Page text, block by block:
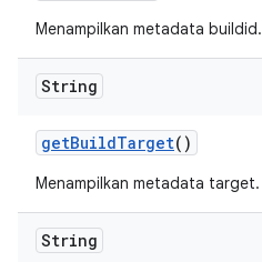
Menampilkan metadata buildid.
String
getBuildTarget()
Menampilkan metadata target.
String